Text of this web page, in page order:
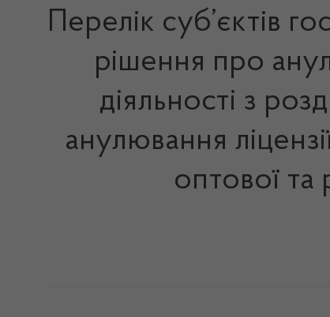
Перелік суб’єктів
рішення про
діяльності з
анулювання
оптової та